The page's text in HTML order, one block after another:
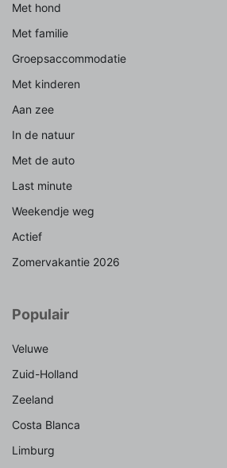
Met hond
Met familie
Groepsaccommodatie
Met kinderen
Aan zee
In de natuur
Met de auto
Last minute
Weekendje weg
Actief
Zomervakantie 2026
Populair
Veluwe
Zuid-Holland
Zeeland
Costa Blanca
Limburg